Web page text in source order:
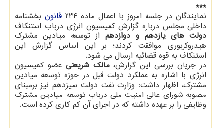
***
نمایندگان در جلسه امروز با اعمال ماده ۲۳۴
قانون بخشنامه
داخلی مجلس درباره گزارش کمیسیون انرژی درباب استنکاف
دولت های یازدهم و دوازدهم از توسعه میادین مشترک
هیدروکربوری موافقت کردند؛ بر این اساس گزارش این
استنکاف به قوه قضائیه ارسال می شود.
در جریان بررسی این گزارش، مالک شریعتی عضو کمیسیون
انرژی با اشاره به عملکرد دولت قبل در حوزه توسعه میادین
مشترک، اظهار داشت: وزارت نفت دولت سیزدهم نیز برمبنای
مصوبه شورای عالی امنیت ملی درباب توسعه میادین مشترک
وظایفی را بر عهده داشته که در اجرای آن کم کاری کرده است.